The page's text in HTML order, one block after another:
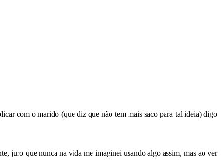
com o marido (que diz que não tem mais saco para tal ideia) digo
juro que nunca na vida me imaginei usando algo assim, mas ao ver